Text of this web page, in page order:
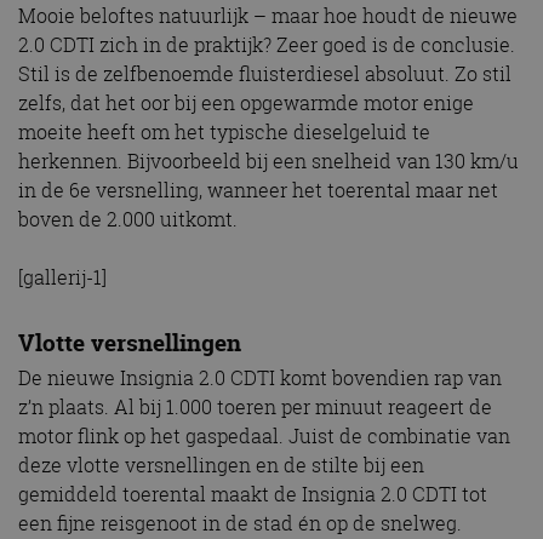
Mooie beloftes natuurlijk – maar hoe houdt de nieuwe
2.0 CDTI zich in de praktijk? Zeer goed is de conclusie.
Stil is de zelfbenoemde fluisterdiesel absoluut. Zo stil
zelfs, dat het oor bij een opgewarmde motor enige
moeite heeft om het typische dieselgeluid te
herkennen. Bijvoorbeeld bij een snelheid van 130 km/u
in de 6e versnelling, wanneer het toerental maar net
boven de 2.000 uitkomt.
[gallerij-1]
Vlotte versnellingen
De nieuwe Insignia 2.0 CDTI komt bovendien rap van
z’n plaats. Al bij 1.000 toeren per minuut reageert de
motor flink op het gaspedaal. Juist de combinatie van
deze vlotte versnellingen en de stilte bij een
gemiddeld toerental maakt de Insignia 2.0 CDTI tot
een fijne reisgenoot in de stad én op de snelweg.